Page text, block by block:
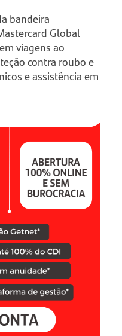
bandeira
Global
viagens ao
contra roubo e
e assistência em